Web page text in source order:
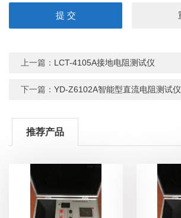
上一篇： LCT-4105A接地电阻测试仪
下一篇：YD-Z6102A智能型直流电阻测试仪
推荐产品